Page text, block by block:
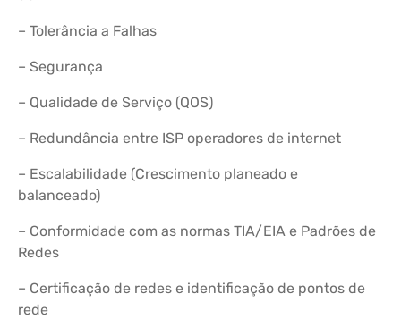
– Tolerância a Falhas
– Segurança
– Qualidade de Serviço (QOS)
– Redundância entre ISP operadores de internet
– Escalabilidade (Crescimento planeado e
balanceado)
– Conformidade com as normas TIA/EIA e Padrões de
Redes
– Certificação de redes e identificação de pontos de
rede